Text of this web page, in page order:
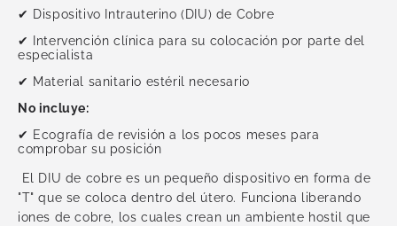
Revisiones
Psicología y Terapias
Vascular
Ver todas
✔ Dispositivo Intrauterino (DIU) de Cobre
✔ Intervención clínica para su colocación por parte del
especialista
✔ Material sanitario estéril necesario
No incluye:
✔ Ecografía de revisión a los pocos meses para
comprobar su posición
El DIU de cobre es un pequeño dispositivo en forma de
"T" que se coloca dentro del útero. Funciona liberando
iones de cobre, los cuales crean un ambiente hostil que